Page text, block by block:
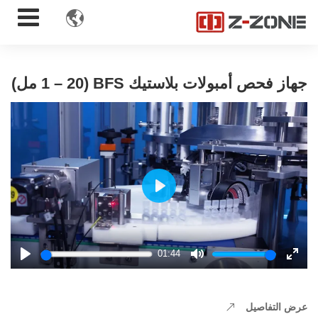

جهاز فحص أمبولات بلاستيك BFS (1 – 20 مل)
Play
01:44
Mute
Enter
Play
عرض التفاصيل